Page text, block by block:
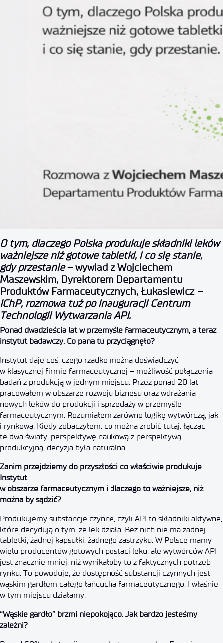
Substancja “krytyczna” –
Autor:
izabelabinkowska
2026-03-27
Brak komentarzy
O tym, dlaczego Polska produkuje składniki leków
ważniejsze niż gotowe tabletki, i co się stanie,
gdy przestanie– wywiad z Wojciechem
Maszewskim, Dyrektorem Departamentu
Produktów Farmaceutycznych, Łukasiewicz –
IChP, rozmowa tuż po inauguracji Centrum
Technologii Wytwarzania API.
Ponad dwadzieścia lat w przemyśle farmaceutycznym, a teraz
instytut badawczy. Co pana tu przyciągnęło?
Instytut daje coś, czego rzadko można doświadczyć
w klasycznej firmie farmaceutycznej – możliwość połączenia
badań z produkcją w jednym miejscu. Przez ponad 20 lat
pracowałem w obszarze rozwoju biznesu oraz wdrażania
nowych leków do produkcji i sprzedaży w przemyśle
farmaceutycznym. Rozumiałem zarówno logikę wytwórczą, jak
i rynkową. Kiedy zobaczyłem, co można zrobić tutaj, łącząc
te dwa światy, perspektywę naukową z perspektywą
produkcyjną, decyzja była naturalna.
Zanim przejdziemy do przyszłości co właściwie produkuje
Instytut
w obszarze farmaceutycznym i dlaczego to ważniejsze, niż
można by sądzić?
Produkujemy substancje czynne, czyli API to składniki aktywne,
które decydują o tym, że lek działa. Bez nich nie ma żadnej
tabletki, żadnej kapsułki, żadnego zastrzyku. W Polsce mamy
wielu producentów gotowych postaci leku, ale wytwórców API
jest znacznie mniej, niż wynikałoby to z faktycznych potrzeb
rynku. To powoduje, że dostępność substancji czynnych jest
wąskim gardłem całego łańcucha farmaceutycznego. I właśnie
w tym miejscu działamy.
“Wąskie gardło” brzmi niepokojąco. Jak bardzo jesteśmy
zależni?